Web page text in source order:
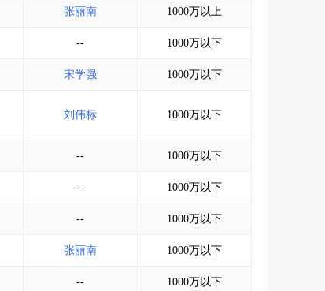
张丽南 1000万以上
-- 1000万以下
宋学强 1000万以下
刘伟标 1000万以下
-- 1000万以下
-- 1000万以下
-- 1000万以下
张丽南 1000万以下
-- 1000万以下